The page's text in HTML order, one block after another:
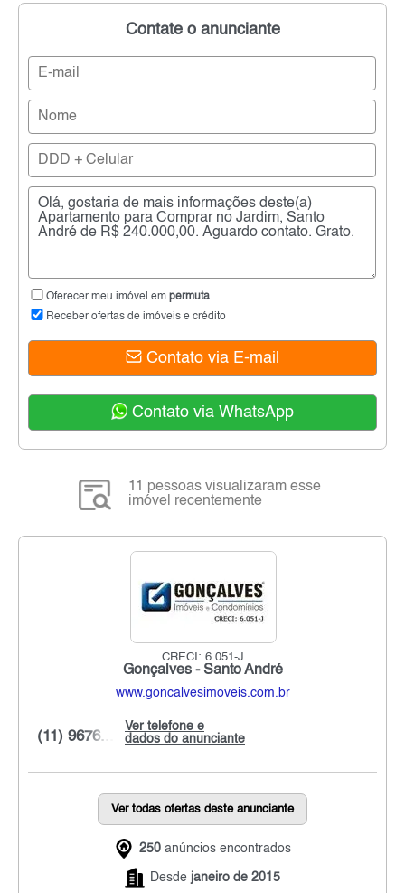
Contate o anunciante
Oferecer meu imóvel em permuta
Receber ofertas de imóveis e crédito
Contato via E-mail
Contato via WhatsApp
11 pessoas visualizaram esse
imóvel recentemente
CRECI: 6.051-J
Gonçalves - Santo André
www.goncalvesimoveis.com.br
Ver telefone e
dados do anunciante
(11) 9676...
Ver todas ofertas deste anunciante
250 anúncios encontrados
Desde janeiro de 2015